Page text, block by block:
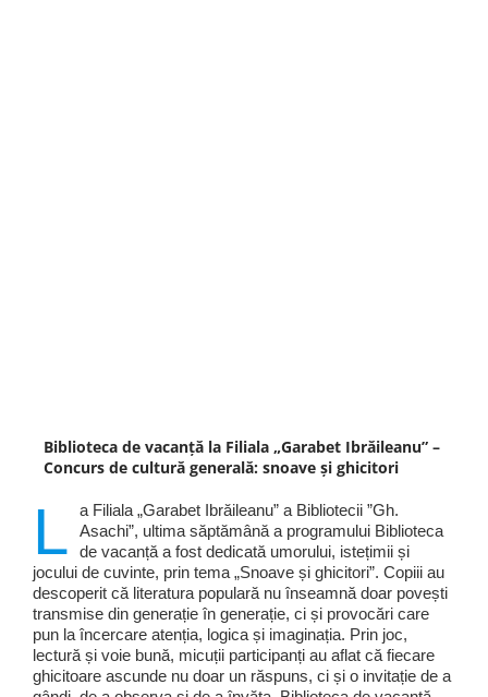
Biblioteca de vacanță la Filiala „Garabet Ibrăileanu” –
Concurs de cultură generală: snoave și ghicitori
L
a Filiala „Garabet Ibrăileanu” a Bibliotecii ”Gh.
Asachi”, ultima săptămână a programului Biblioteca
de vacanță a fost dedicată umorului, istețimii și
jocului de cuvinte, prin tema „Snoave și ghicitori”. Copiii au
descoperit că literatura populară nu înseamnă doar povești
transmise din generație în generație, ci și provocări care
pun la încercare atenția, logica și imaginația. Prin joc,
lectură și voie bună, micuții participanți au aflat că fiecare
ghicitoare ascunde nu doar un răspuns, ci și o invitație de a